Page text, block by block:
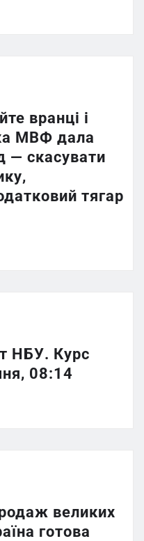
вранці і
МВФ дала
— скасувати
тягар
НБУ. Курс
08:14
великих
готова